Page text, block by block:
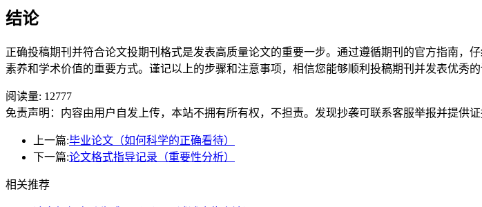
结论
正确投稿期刊并符合论文投期刊格式是发表高质量论文的重要一步。通过遵循期刊的官方指南
素养和学术价值的重要方式。谨记以上的步骤和注意事项，相信您能够顺利投稿期刊并发表优秀的
阅读量: 12777
免责声明：内容由用户自发上传，本站不拥有所有权，不担责。发现抄袭可联系客服举报并提供证
上一篇:毕业论文（如何科学的正确看待）
下一篇:论文格式指导记录（重要性分析）
相关推荐